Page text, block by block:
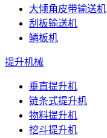
大倾角皮带输送机
刮板输送机
鳞板机
提升机械
垂直提升机
链条式提升机
物料提升机
挖斗提升机